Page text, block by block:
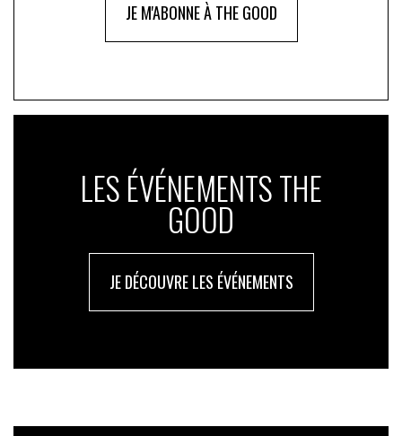
JE M'ABONNE À THE GOOD
LES ÉVÉNEMENTS THE
GOOD
JE DÉCOUVRE LES ÉVÉNEMENTS